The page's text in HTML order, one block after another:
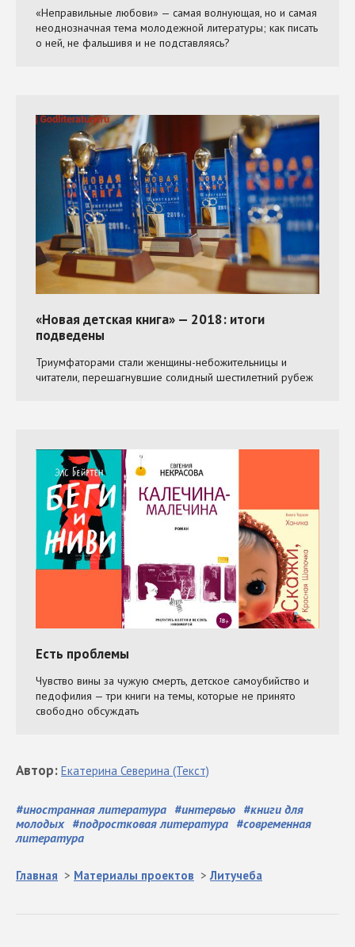
#иностранная литература #интервью #книги для
молодых #подростковая литература #современная
литература
Автор: Екатерина Северина (Текст)
Главная > Материалы проектов >Литучеба